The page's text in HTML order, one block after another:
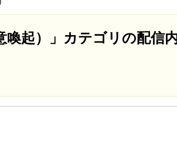
喚起）」カテゴリの配信